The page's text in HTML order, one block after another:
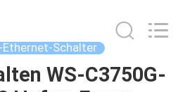
Ethernet-Schalter
WS-C3750G-